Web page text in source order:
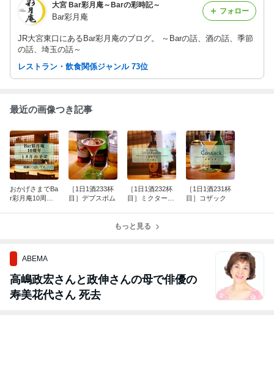
大宮 Bar彩月庵～Barの彩時記～
Bar彩月庵
JR大宮東口にあるBar彩月庵のブログ。 ～Barの話、酒の話、季節
の話、埼玉の話～
フォロー
レストラン・飲食関係ジャンル 73位
最近の画像つき記事
おかげさまでBa
r彩月庵10周年
［1日1酒233杯
目］デプスボム
［1日1酒232杯
目］ミクターズ
［1日1酒231杯
目］コザック
もっと見る
ABEMA
高嶋政宏さんと政伸さんの母で俳優の
寿美花代さん 死去